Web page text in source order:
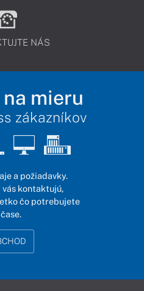
NÁS
mieru
zákazníkov
a požiadavky.
kontaktujú,
čo potrebujete